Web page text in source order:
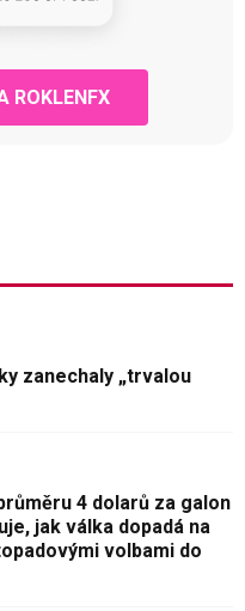
ROKLENFX
zanechaly „trvalou
4 dolarů za galon
jak válka dopadá na
volbami do